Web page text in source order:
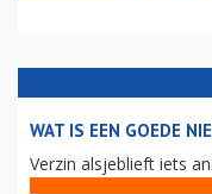
WAT IS EEN GOEDE
Verzin alsjeblieft iets